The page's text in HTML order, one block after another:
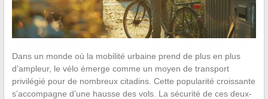
Dans un monde où la mobilité urbaine prend de plus en plus
d’ampleur, le vélo émerge comme un moyen de transport
privilégié pour de nombreux citadins. Cette popularité croissante
s’accompagne d’une hausse des vols. La sécurité de ces deux-